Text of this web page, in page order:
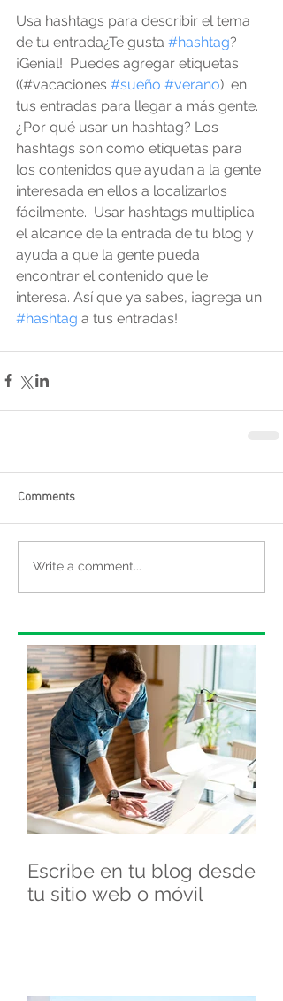
Usa hashtags para describir el tema
de tu entrada¿Te gusta #hashtag?
¡Genial!  Puedes agregar etiquetas
((#vacaciones #sueño #verano)  en
tus entradas para llegar a más gente.
¿Por qué usar un hashtag? Los
hashtags son como etiquetas para
los contenidos que ayudan a la gente
interesada en ellos a localizarlos
fácilmente.  Usar hashtags multiplica
el alcance de la entrada de tu blog y
ayuda a que la gente pueda
encontrar el contenido que le
interesa. Así que ya sabes, ¡agrega un
#hashtag a tus entradas!
Comments
Write a comment...
Escribe en tu blog desde
tu sitio web o móvil